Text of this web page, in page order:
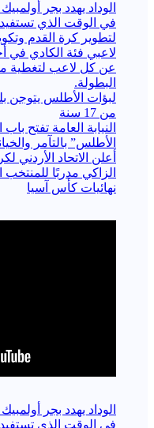
الوداد يهدد بجر
في الوقت الذي
لتطوير كرة القدم
عن كل لاعب لتغطية
البطولة.
لبؤات الأطلس يتوجن
من 17 سنة
النيابة العامة تفتح
الأطلس” بالتآمر
أعلن الاتحاد الأردني
الزاكي مدربًا
نهائيات كأس آسيا
الوداد يهدد بجر
في الوقت الذي